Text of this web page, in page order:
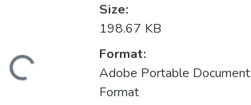
Loading...
Size:
198.67 KB
Format:
Adobe Portable Document
Format